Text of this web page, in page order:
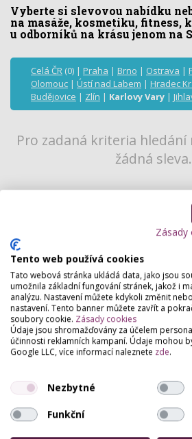
Vyberte si slevovou nabídku
na masáže, kosmetiku, fitness,
u odborníků na krásu jenom na
Celá ČR (0) | Praha | Brno | Ostrava |
Olomouc | Ústí nad Labem | Hradec
Budějovice | Zlín | Karlovy Vary |
Pro zadaná kriteria hledání
žádná sleva.
Partneři webu
Zásady
Tento web používá cookies
Tato webová stránka ukládá data, jako jsou
umožnila základní fungování stránek, jakož i
analýzu. Nastavení můžete kdykoli změnit
nastavení. Tento banner můžete zavřít a
soubory cookie. Zásady cookies
Údaje jsou shromažďovány za účelem
účinnosti reklamních kampaní. Údaje mohou
Google LLC, více informací naleznete zde.
Nezbytné
Funkční